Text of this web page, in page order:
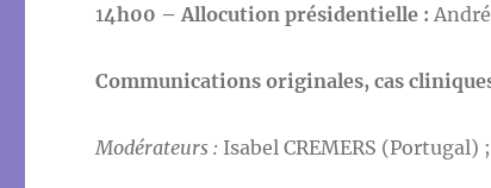
14h00 –Allocution présidentielle :
Communications originales, cas
Modérateurs : Isabel CREMERS